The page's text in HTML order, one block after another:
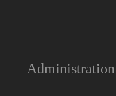
Administration